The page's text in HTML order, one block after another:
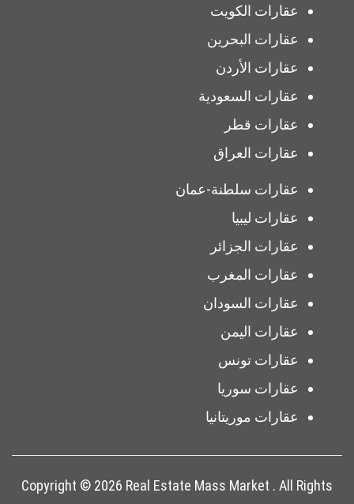
عقارات الكويت
عقارات البحرين
عقارات الأردن
عقارات السعودية
عقارات قطر
عقارات العراق
عقارات سلطنة-عمان
عقارات ليبيا
عقارات الجزائر
عقارات المغرب
عقارات السودان
عقارات اليمن
عقارات تونس
عقارات سوريا
عقارات موريتانيا
Copyright © 2026 Real Estate Mass Market . All Rights